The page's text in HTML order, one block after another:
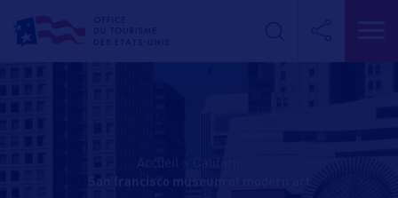
Californie
san francisco museum of modern art